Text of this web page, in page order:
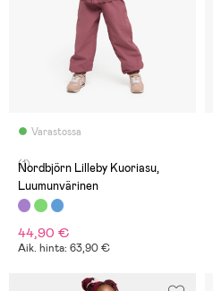
Varastossa
(1)
Nordbjörn Lilleby Kuoriasu,
Luumunvärinen
44,90 €
Aik. hinta: 63,90 €